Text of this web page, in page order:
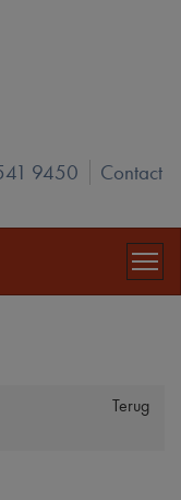
9450
Contact
Terug